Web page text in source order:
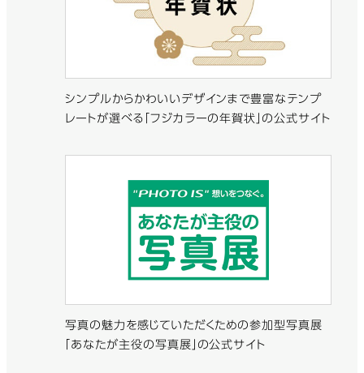
シンプルからかわいいデザインまで豊富なテンプ
レートが選べる「フジカラーの年賀状」の公式サイト
写真の魅力を感じていただくための参加型写真展
「あなたが主役の写真展」の公式サイト